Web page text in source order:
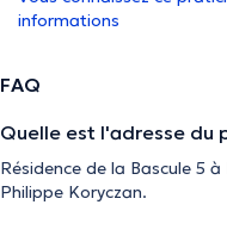
informations
FAQ
Quelle est l'adresse du
Résidence de la Bascule 5
Philippe Koryczan.